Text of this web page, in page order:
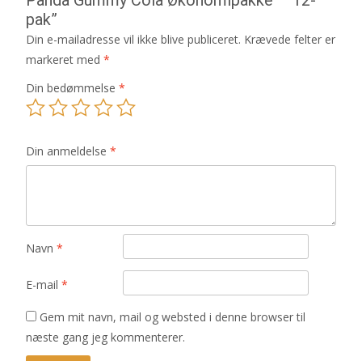
pak”
Din e-mailadresse vil ikke blive publiceret. Krævede felter er
markeret med *
Din bedømmelse *
Din anmeldelse *
Navn *
E-mail *
Gem mit navn, mail og websted i denne browser til
næste gang jeg kommenterer.